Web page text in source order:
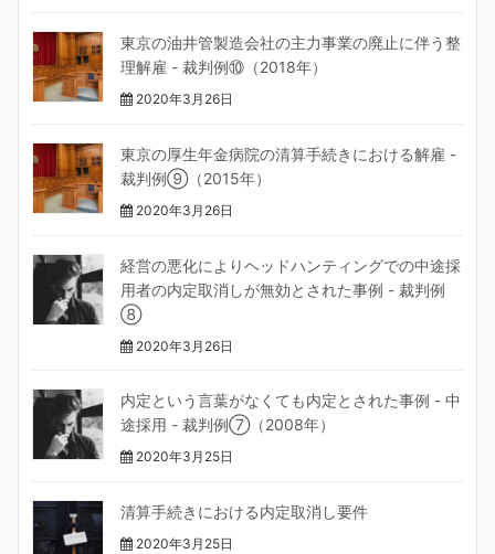
東京の油井管製造会社の主力事業の廃止に伴う整
理解雇 - 裁判例⑩（2018年）
2020年3月26日
東京の厚生年金病院の清算手続きにおける解雇 -
裁判例⑨（2015年）
2020年3月26日
経営の悪化によりヘッドハンティングでの中途採
用者の内定取消しが無効とされた事例 - 裁判例
⑧
2020年3月26日
内定という言葉がなくても内定とされた事例 - 中
途採用 - 裁判例⑦（2008年）
2020年3月25日
清算手続きにおける内定取消し要件
2020年3月25日